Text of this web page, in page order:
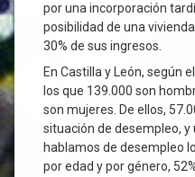
por una incorporación
posibilidad de una
30% de sus ingresos.
En Castilla y León, según
los que 139.000 son
son mujeres. De ellos,
situación de desempleo, y
hablamos de desempleo
por edad y por género,